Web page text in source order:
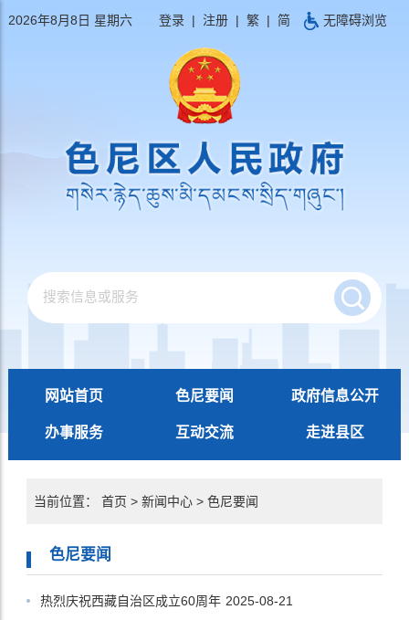
2026年8月8日 星期六 登录 | 注册 | 繁 | 简 无障碍浏览
网站首页 色尼要闻 政府信息公开
办事服务 互动交流 走进县区
当前位置： 首页 > 新闻中心> 色尼要闻
色尼要闻
热烈庆祝西藏自治区成立60周年 2025-08-21